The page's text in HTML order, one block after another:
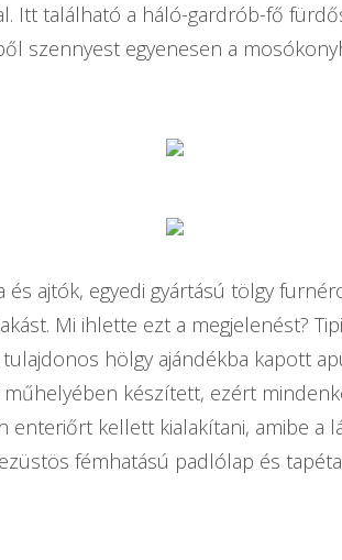
Itt található a háló-gardrób-fő
szennyest egyenesen a
és ajtók, egyedi gyártású tölgy
Mi ihlette ezt a megjelenést?
hölgy ajándékba kapott
műhelyében készített, ezért
enteriőrt kellett kialakítani, amibe a
fémhatású padlólap és